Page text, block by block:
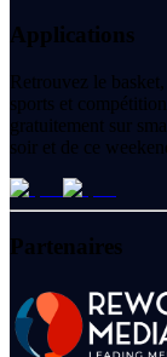
Applications
Retrouvez le
sports et
gratuitement sur
soir et de ce
Partenaires